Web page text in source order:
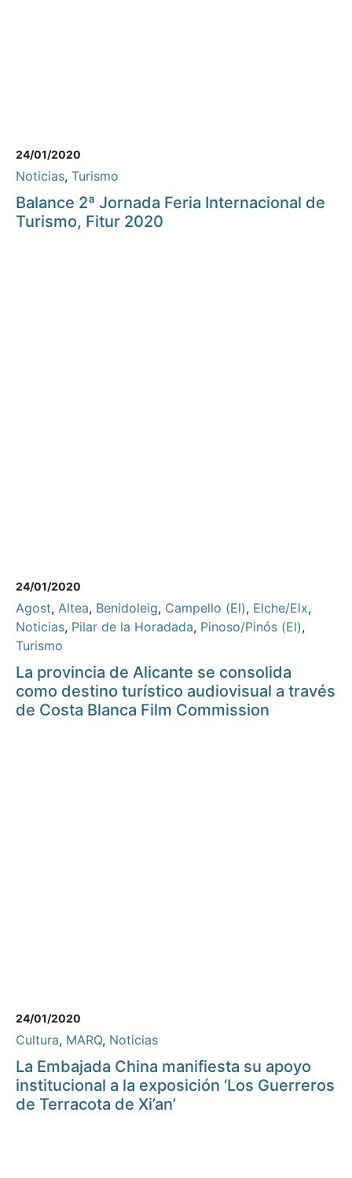
24/01/2020
Noticias, Turismo
Balance 2ª Jornada Feria Internacional de
Turismo, Fitur 2020
24/01/2020
Agost, Altea, Benidoleig, Campello (El), Elche/Elx,
Noticias, Pilar de la Horadada, Pinoso/Pinós (El),
Turismo
La provincia de Alicante se consolida
como destino turístico audiovisual a través
de Costa Blanca Film Commission
24/01/2020
Cultura, MARQ, Noticias
La Embajada China manifiesta su apoyo
institucional a la exposición ‘Los Guerreros
de Terracota de Xi’an’